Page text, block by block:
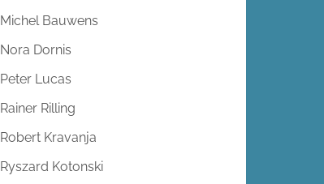
Michel Bauwens
Nora Dornis
Peter Lucas
Rainer Rilling
Robert Kravanja
Ryszard Kotonski